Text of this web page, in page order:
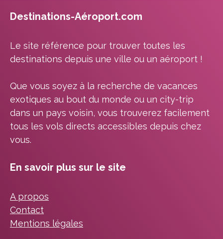
Destinations-Aéroport.com
Le site référence pour trouver toutes les
destinations depuis une ville ou un aéroport !
Que vous soyez à la recherche de vacances
exotiques au bout du monde ou un city-trip
dans un pays voisin, vous trouverez facilement
tous les vols directs accessibles depuis chez
vous.
En savoir plus sur le site
A propos
Contact
Mentions légales